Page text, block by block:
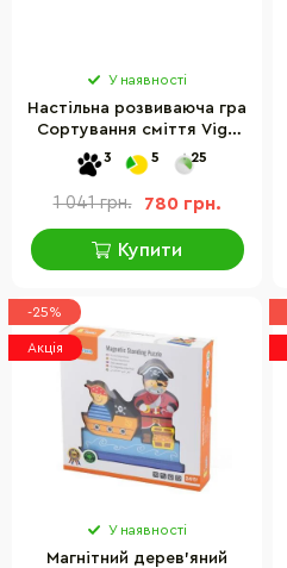
У наявності
Настільна розвиваюча гра
Сортування сміття Viga
Toys 44504 ​​дерев'яний
сортер
3 5 25
1 041 грн. 780 грн.
Купити
-25%
Акція
У наявності
Магнітний дерев'яний